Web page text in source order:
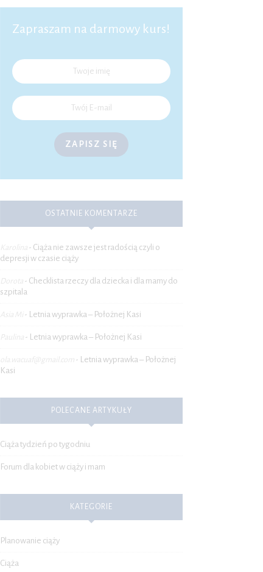
Zapraszam na darmowy kurs!
ZAPISZ SIĘ
OSTATNIE KOMENTARZE
Karolina - Ciąża nie zawsze jest radością czyli o
depresji w czasie ciąży
Dorota - Checklista rzeczy dla dziecka i dla mamy do
szpitala
Asia Mi - Letnia wyprawka – Położnej Kasi
Paulina - Letnia wyprawka – Położnej Kasi
ola.wacuaf@gmail.com - Letnia wyprawka – Położnej
Kasi
POLECANE ARTYKUŁY
Ciąża tydzień po tygodniu
Forum dla kobiet w ciąży i mam
KATEGORIE
Planowanie ciąży
Ciąża